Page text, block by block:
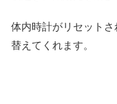
体内時計がリセット
替えてくれます。